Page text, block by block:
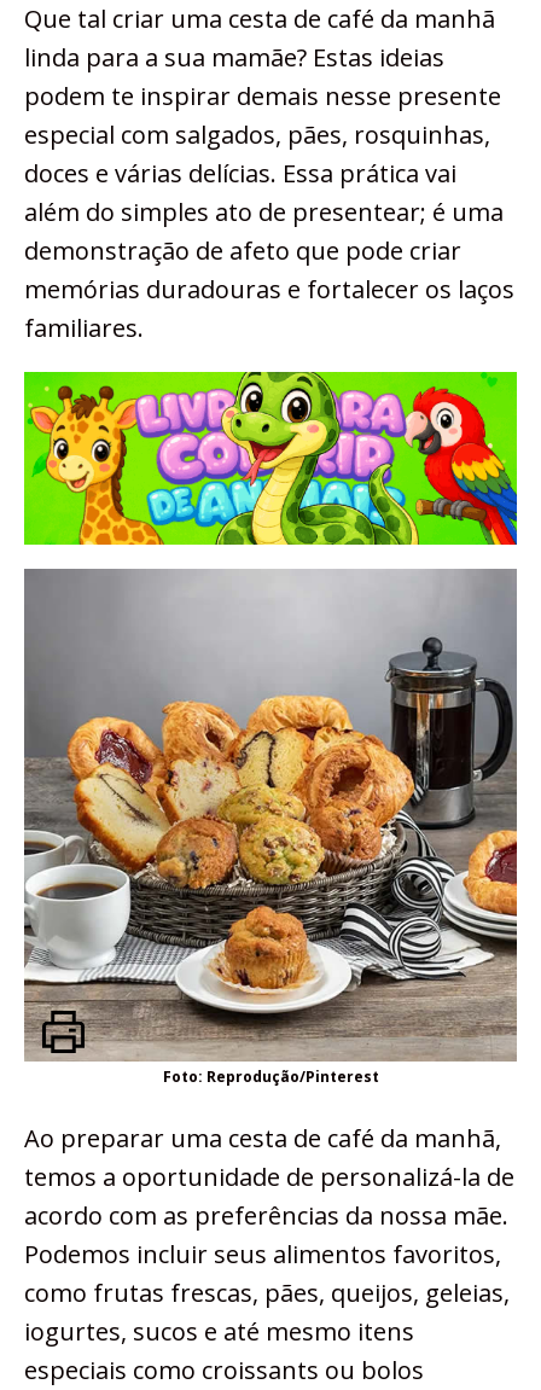
Que tal criar uma cesta de café da manhã
linda para a sua mamãe? Estas ideias
podem te inspirar demais nesse presente
especial com salgados, pães, rosquinhas,
doces e várias delícias. Essa prática vai
além do simples ato de presentear; é uma
demonstração de afeto que pode criar
memórias duradouras e fortalecer os laços
familiares.
Foto: Reprodução/Pinterest
Ao preparar uma cesta de café da manhã,
temos a oportunidade de personalizá-la de
acordo com as preferências da nossa mãe.
Podemos incluir seus alimentos favoritos,
como frutas frescas, pães, queijos, geleias,
iogurtes, sucos e até mesmo itens
especiais como croissants ou bolos